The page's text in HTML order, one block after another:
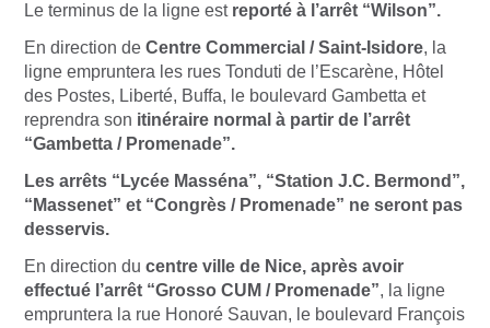
Le terminus de la ligne estreporté à l’arrêt “Wilson”.
En direction de Centre Commercial / Saint-Isidore, la
ligne empruntera les rues Tonduti de l’Escarène, Hôtel
des Postes, Liberté, Buffa, le boulevard Gambetta et
reprendra son itinéraire normal à partir de l’arrêt
“Gambetta / Promenade”.
Les arrêts “Lycée Masséna”, “Station J.C. Bermond”,
“Massenet” et “Congrès / Promenade” ne seront pas
desservis.
En direction du centre ville de Nice, après avoir
effectué l’arrêt “Grosso CUM / Promenade”, la ligne
empruntera la rue Honoré Sauvan, le boulevard François